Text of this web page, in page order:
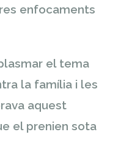
enfocaments
el tema
la família i les
aquest
el prenien sota